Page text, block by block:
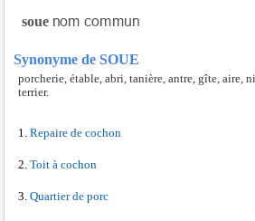
soue
Synonyme de SOUE
porcherie, étable, abri, tanière, antre, gîte, aire,
terrier.
Repaire de cochon
Toit à cochon
Quartier de porc